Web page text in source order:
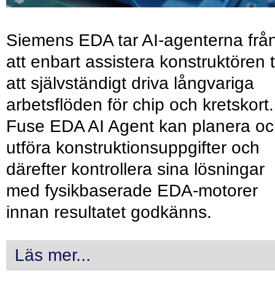
Siemens EDA tar AI-agenterna
att enbart assistera konstruktören
att självständigt driva långvariga
arbetsflöden för chip och kretskort.
Fuse EDA AI Agent kan planera
utföra konstruktionsuppgifter och
därefter kontrollera sina lösningar
med fysikbaserade EDA-motorer
innan resultatet godkänns.
Läs mer...